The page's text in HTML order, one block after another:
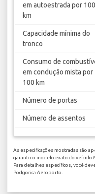
em autoestrada por 100
km
Capacidade mínima do
tronco
Consumo de
em condução mista por
100 km
Número de portas
Número de assentos
As especificações mostradas são
garantir o modelo exato do veículo
Para detalhes específicos, você
Podgorica Aeroporto.